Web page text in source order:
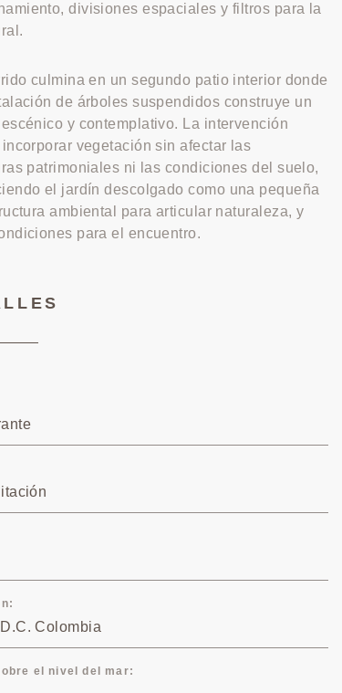
divisiones espaciales y filtros para la
culmina en un segundo patio interior donde
de árboles suspendidos construye un
y contemplativo. La intervención
incorporar vegetación sin afectar las
patrimoniales ni las condiciones del suelo,
el jardín descolgado como una pequeña
ambiental para articular naturaleza, y
para el encuentro.
Colombia
el nivel del mar